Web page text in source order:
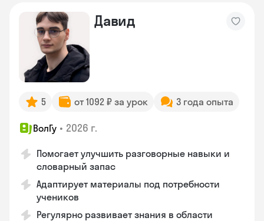
Давид
5 от 1092 ₽ за урок 3 года опыта
ВолГу • 2026 г.
Помогает улучшить разговорные навыки и
словарный запас
Адаптирует материалы под потребности
учеников
Регулярно развивает знания в области